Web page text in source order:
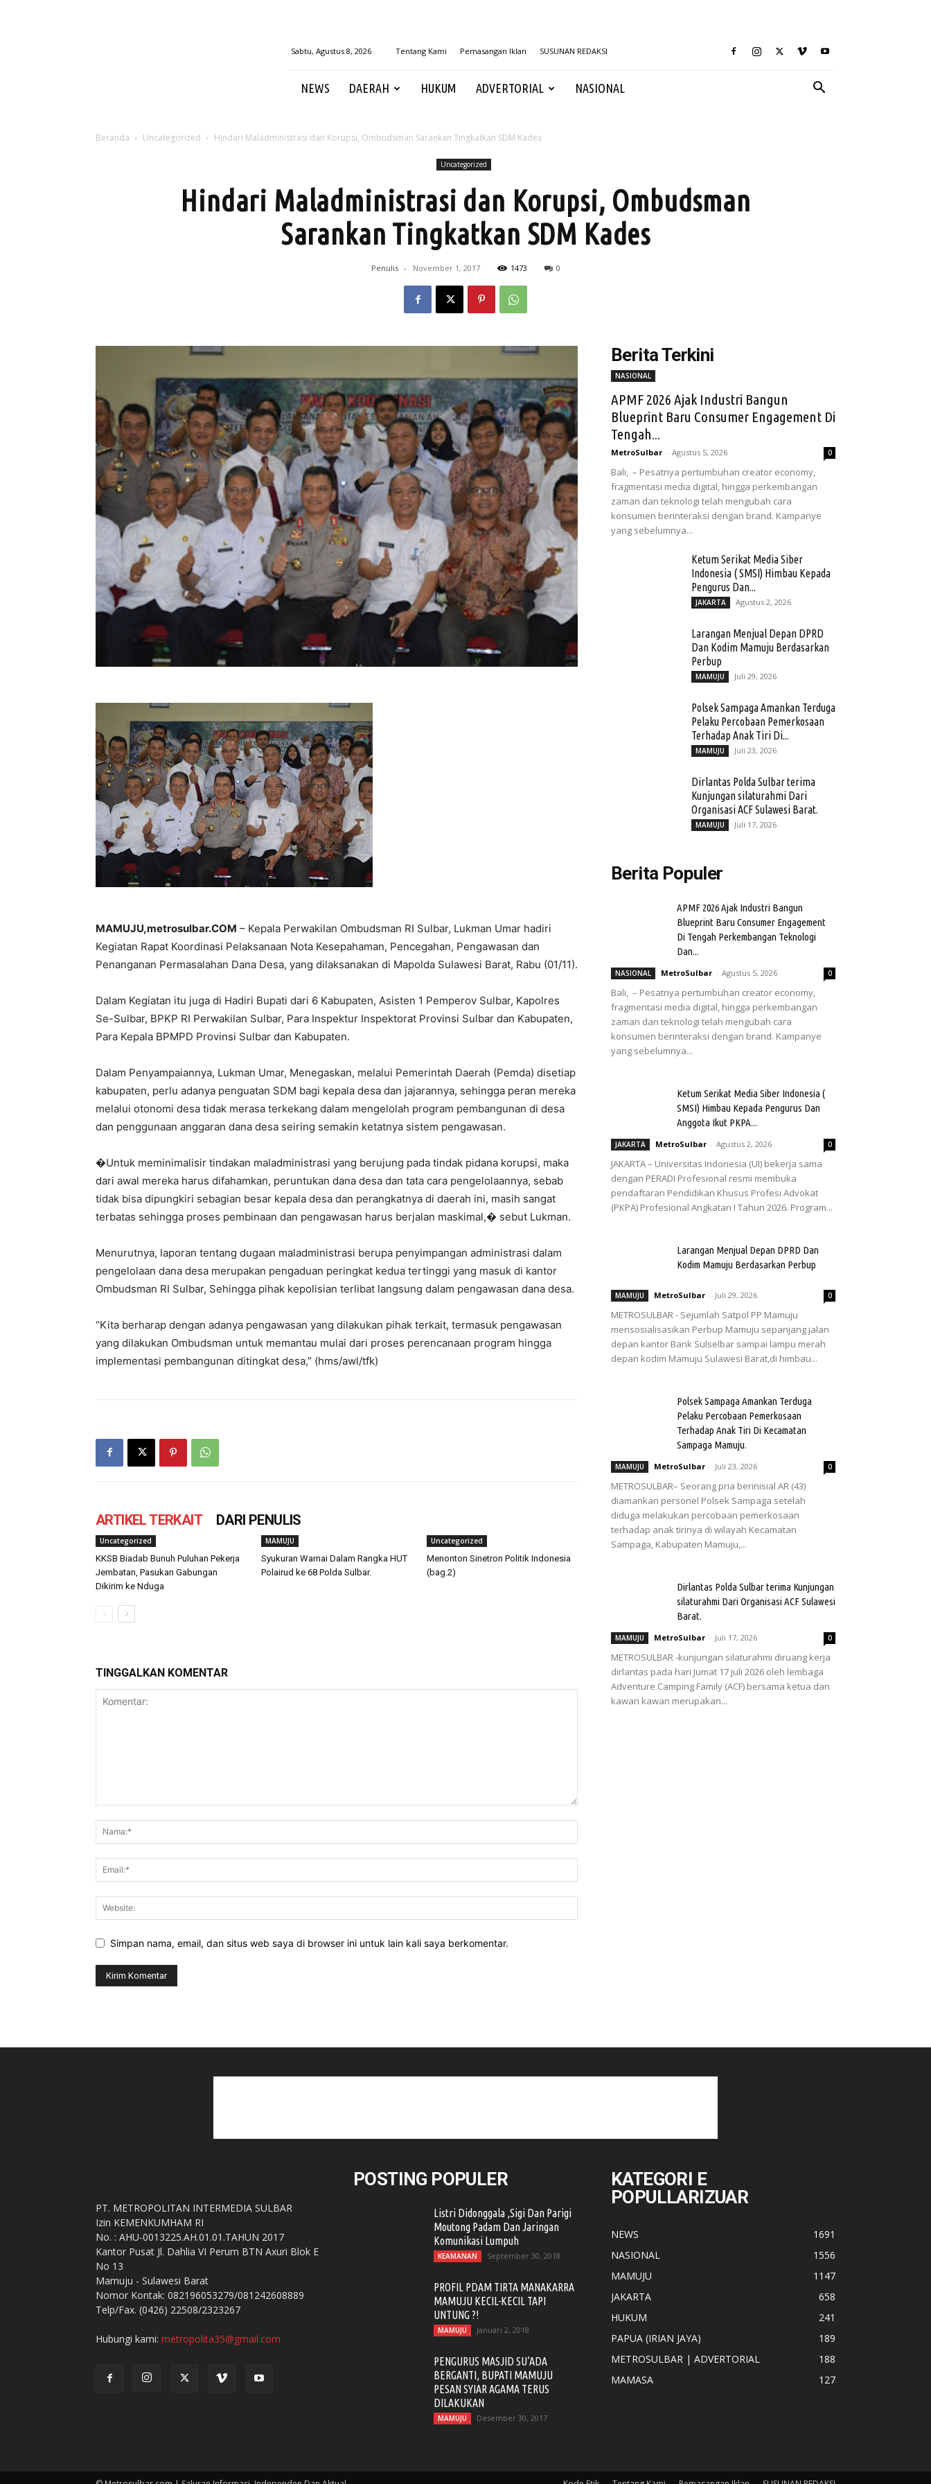
Sabtu, Agustus 8, 2026 Tentang Kami Pemasangan Iklan SUSUNAN REDAKSI
NEWS DAERAH HUKUM ADVERTORIAL NASIONAL
Beranda Uncategorized Hindari Maladministrasi dan Korupsi, Ombudsman Sarankan Tingkatkan SDM Kades
Uncategorized
Hindari Maladministrasi dan Korupsi, Ombudsman
Sarankan Tingkatkan SDM Kades
Penulis - November 1, 2017 1473 0
MAMUJU,metrosulbar.COM – Kepala Perwakilan Ombudsman RI Sulbar, Lukman Umar hadiri
Kegiatan Rapat Koordinasi Pelaksanaan Nota Kesepahaman, Pencegahan, Pengawasan dan
Penanganan Permasalahan Dana Desa, yang dilaksanakan di Mapolda Sulawesi Barat, Rabu (01/11).
Dalam Kegiatan itu juga di Hadiri Bupati dari 6 Kabupaten, Asisten 1 Pemperov Sulbar, Kapolres
Se-Sulbar, BPKP RI Perwakilan Sulbar, Para Inspektur Inspektorat Provinsi Sulbar dan Kabupaten,
Para Kepala BPMPD Provinsi Sulbar dan Kabupaten.
Dalam Penyampaiannya, Lukman Umar, Menegaskan, melalui Pemerintah Daerah (Pemda) disetiap
kabupaten, perlu adanya penguatan SDM bagi kepala desa dan jajarannya, sehingga peran mereka
melalui otonomi desa tidak merasa terkekang dalam mengelolah program pembangunan di desa
dan penggunaan anggaran dana desa seiring semakin ketatnya sistem pengawasan.
�Untuk meminimalisir tindakan maladministrasi yang berujung pada tindak pidana korupsi, maka
dari awal mereka harus difahamkan, peruntukan dana desa dan tata cara pengelolaannya, sebab
tidak bisa dipungkiri sebagian besar kepala desa dan perangkatnya di daerah ini, masih sangat
terbatas sehingga proses pembinaan dan pengawasan harus berjalan maskimal,� sebut Lukman.
Menurutnya, laporan tentang dugaan maladministrasi berupa penyimpangan administrasi dalam
pengelolaan dana desa merupakan pengaduan peringkat kedua tertinggi yang masuk di kantor
Ombudsman RI Sulbar, Sehingga pihak kepolisian terlibat langsung dalam pengawasan dana desa.
“Kita berharap dengan adanya pengawasan yang dilakukan pihak terkait, termasuk pengawasan
yang dilakukan Ombudsman untuk memantau mulai dari proses perencanaan program hingga
implementasi pembangunan ditingkat desa,” (hms/awl/tfk)
ARTIKEL TERKAIT DARI PENULIS
Uncategorized
KKSB Biadab Bunuh Puluhan Pekerja
Jembatan, Pasukan Gabungan
Dikirim ke Nduga
MAMUJU
Syukuran Warnai Dalam Rangka HUT
Polairud ke 68 Polda Sulbar.
Uncategorized
Menonton Sinetron Politik Indonesia
(bag.2)
TINGGALKAN KOMENTAR
Simpan nama, email, dan situs web saya di browser ini untuk lain kali saya berkomentar.
Berita Terkini
NASIONAL
APMF 2026 Ajak Industri Bangun
Blueprint Baru Consumer Engagement Di
Tengah...
MetroSulbar - Agustus 5, 2026 0
Bali, – Pesatnya pertumbuhan creator economy,
fragmentasi media digital, hingga perkembangan
zaman dan teknologi telah mengubah cara
konsumen berinteraksi dengan brand. Kampanye
yang sebelumnya...
Ketum Serikat Media Siber
Indonesia ( SMSI) Himbau Kepada
Pengurus Dan...
JAKARTA Agustus 2, 2026
Larangan Menjual Depan DPRD
Dan Kodim Mamuju Berdasarkan
Perbup
MAMUJU Juli 29, 2026
Polsek Sampaga Amankan Terduga
Pelaku Percobaan Pemerkosaan
Terhadap Anak Tiri Di...
MAMUJU Juli 23, 2026
Dirlantas Polda Sulbar terima
Kunjungan silaturahmi Dari
Organisasi ACF Sulawesi Barat.
MAMUJU Juli 17, 2026
Berita Populer
APMF 2026 Ajak Industri Bangun
Blueprint Baru Consumer Engagement
Di Tengah Perkembangan Teknologi
Dan...
NASIONAL MetroSulbar - Agustus 5, 2026 0
Bali, – Pesatnya pertumbuhan creator economy,
fragmentasi media digital, hingga perkembangan
zaman dan teknologi telah mengubah cara
konsumen berinteraksi dengan brand. Kampanye
yang sebelumnya...
Ketum Serikat Media Siber Indonesia (
SMSI) Himbau Kepada Pengurus Dan
Anggota Ikut PKPA...
JAKARTA MetroSulbar - Agustus 2, 2026 0
JAKARTA – Universitas Indonesia (UI) bekerja sama
dengan PERADI Profesional resmi membuka
pendaftaran Pendidikan Khusus Profesi Advokat
(PKPA) Profesional Angkatan I Tahun 2026. Program...
Larangan Menjual Depan DPRD Dan
Kodim Mamuju Berdasarkan Perbup
MAMUJU MetroSulbar - Juli 29, 2026 0
METROSULBAR - Sejumlah Satpol PP Mamuju
mensosialisasikan Perbup Mamuju sepanjang jalan
depan kantor Bank Sulselbar sampai lampu merah
depan kodim Mamuju Sulawesi Barat,di himbau...
Polsek Sampaga Amankan Terduga
Pelaku Percobaan Pemerkosaan
Terhadap Anak Tiri Di Kecamatan
Sampaga Mamuju.
MAMUJU MetroSulbar - Juli 23, 2026 0
METROSULBAR– Seorang pria berinisial AR (43)
diamankan personel Polsek Sampaga setelah
diduga melakukan percobaan pemerkosaan
terhadap anak tirinya di wilayah Kecamatan
Sampaga, Kabupaten Mamuju,...
Dirlantas Polda Sulbar terima Kunjungan
silaturahmi Dari Organisasi ACF Sulawesi
Barat.
MAMUJU MetroSulbar - Juli 17, 2026 0
METROSULBAR -kunjungan silaturahmi diruang kerja
dirlantas pada hari Jumat 17 juli 2026 oleh lembaga
Adventure Camping Family (ACF) bersama ketua dan
kawan kawan merupakan...
PT. METROPOLITAN INTERMEDIA SULBAR
Izin KEMENKUMHAM RI
No. : AHU-0013225.AH.01.01.TAHUN 2017
Kantor Pusat Jl. Dahlia VI Perum BTN Axuri Blok E
No 13
Mamuju - Sulawesi Barat
Nomor Kontak: 082196053279/081242608889
Telp/Fax. (0426) 22508/2323267
Hubungi kami: metropolita35@gmail.com
POSTING POPULER
Listri Didonggala ,Sigi Dan Parigi
Moutong Padam Dan Jaringan
Komunikasi Lumpuh
KEAMANAN September 30, 2018
PROFIL PDAM TIRTA MANAKARRA
MAMUJU KECIL-KECIL TAPI
UNTUNG ?!
MAMUJU Januari 2, 2018
PENGURUS MASJID SU’ADA
BERGANTI, BUPATI MAMUJU
PESAN SYIAR AGAMA TERUS
DILAKUKAN
MAMUJU Desember 30, 2017
KATEGORI E
POPULLARIZUAR
NEWS
1691
NASIONAL
1556
MAMUJU
1147
JAKARTA
658
HUKUM
241
PAPUA (IRIAN JAYA)
189
METROSULBAR | ADVERTORIAL
188
MAMASA
127